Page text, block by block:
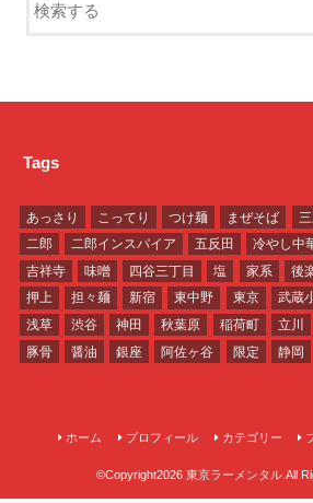
Tags
あっさり こってり つけ麺 まぜそば
二郎
二郎インスパイア 五反田 冷やし中
吉祥寺
味噌 四谷三丁目 塩 家系 後
押上
担々麺 新宿 東中野 東京 武蔵
浅草
渋谷 神田 秋葉原 稲荷町 立川
豚骨
醤油 銀座 阿佐ヶ谷 限定 静岡
ホーム プロフィール カテゴリー
©Copyright2026 東京ラーメンタル .All